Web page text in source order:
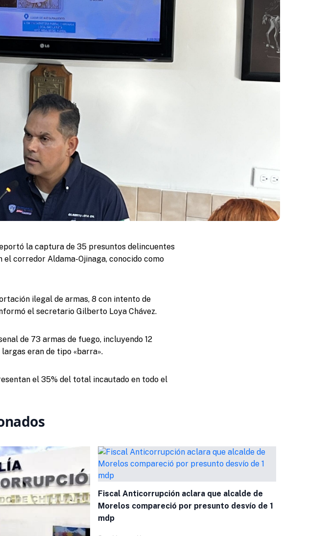
la captura de 35 presuntos delincuentes
corredor Aldama-Ojinaga, conocido como
ilegal de armas, 8 con intento de
el secretario Gilberto Loya Chávez.
de 73 armas de fuego, incluyendo 12
eran de tipo «barra».
el 35% del total incautado en todo el
Fiscal Anticorrupción aclara que alcalde de
Morelos compareció por presunto desvío de 1
mdp